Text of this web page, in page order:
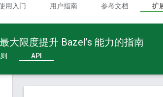
用入门 用户指南 参考文档 扩
大限度提升 Bazel’s 能力的指南
API